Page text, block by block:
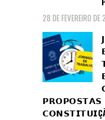
28 DE FEVEREIRO
𝗣𝗥𝗢𝗣𝗢𝗦𝗧𝗔𝗦